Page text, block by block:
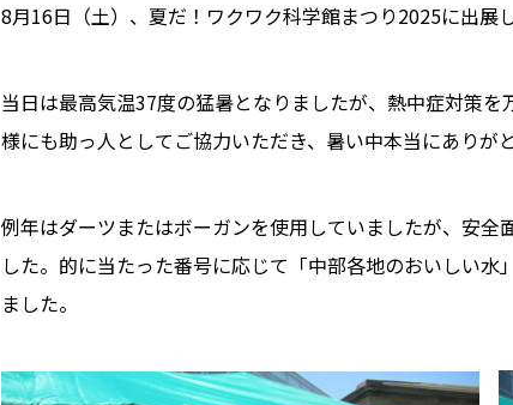
8月16日（土）、夏だ！ワクワク科学館まつり2025に出展
当日は最高気温37度の猛暑となりましたが、熱中症対策
様にも助っ人としてご協力いただき、暑い中本当にありが
例年はダーツまたはボーガンを使用していましたが、安
した。的に当たった番号に応じて「中部各地のおいしい
ました。